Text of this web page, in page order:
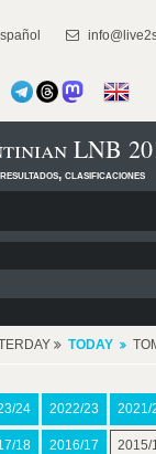
LNB
resultados, clasificaciones
TODAY
24 2022/23 2021/
18 2016/17 2015/